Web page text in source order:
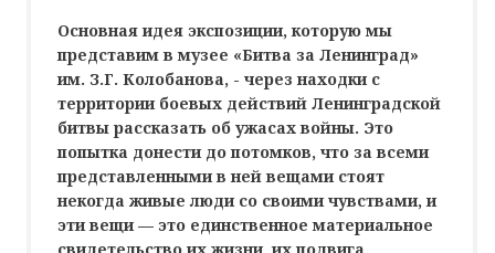
Основная идея экспозиции, которую мы
представим в музее «Битва за Ленинград»
им. З.Г. Колобанова, - через находки с
территории боевых действий Ленинградской
битвы рассказать об ужасах войны. Это
попытка донести до потомков, что за всеми
представленными в ней вещами стоят
некогда живые люди со своими чувствами, и
эти вещи — это единственное материальное